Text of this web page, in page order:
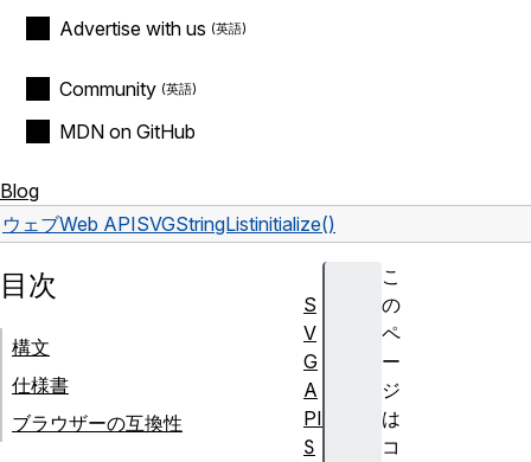
Advertise with us
Community
MDN on GitHub
Blog
ウェブWeb APISVGStringListinitialize()
こ
の
ペ
ー
ジ
は
コ
目次
構文
仕様書
ブラウザーの互換性
S
V
G
A
PI
S